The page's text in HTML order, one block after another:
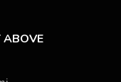
ABOVE